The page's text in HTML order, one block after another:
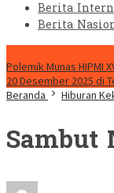
Berita
Berita
Polemik Munas HIPMI
20 Desember 2025 di
Beranda
Hiburan
Sambut